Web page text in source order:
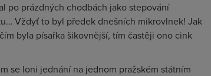
po prázdných chodbách jako stepování
Vždyť to byl předek dnešních mikrovlnek! Jak
byla písařka šikovnější, tím častěji ono cink
se loni jednání na jednom pražském státním